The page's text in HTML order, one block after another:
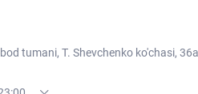
tumani, T. Shevchenko ko'chasi,